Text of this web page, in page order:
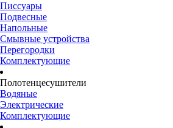
Писсуары
Подвесные
Напольные
Смывные устройства
Перегородки
Комплектующие
Полотенцесушители
Водяные
Электрические
Комплектующие